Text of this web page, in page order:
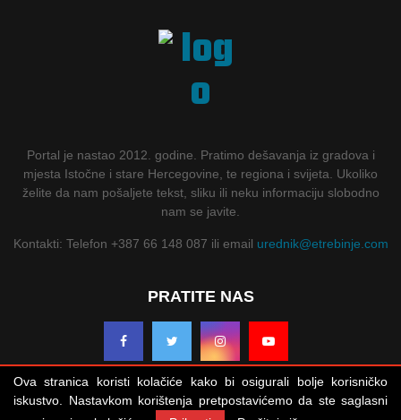
Portal je nastao 2012. godine. Pratimo dešavanja iz gradova i
mjesta Istočne i stare Hercegovine, te regiona i svijeta. Ukoliko
želite da nam pošaljete tekst, sliku ili neku informaciju slobodno
nam se javite.
Kontakti: Telefon +387 66 148 087 ili email urednik@etrebinje.com
PRATITE NAS
Ova stranica koristi kolačiće kako bi osigurali bolje korisničko
iskustvo. Nastavkom korištenja pretpostavićemo da ste saglasni